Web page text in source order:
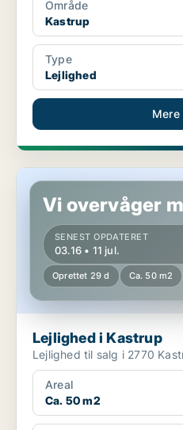
Område
Kastrup
Type
Lejlighed
Mere
Lejlighed i Kastrup
Vi overvåger
SENEST OPDATERET
03.16 • 11 jul.
Oprettet 29 d Ca. 50 m2
Lejlighed i Kastrup
Areal
Ca. 50 m2